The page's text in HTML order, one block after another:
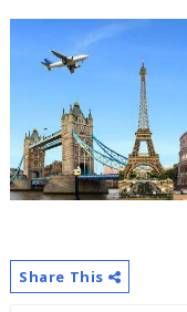
Share This